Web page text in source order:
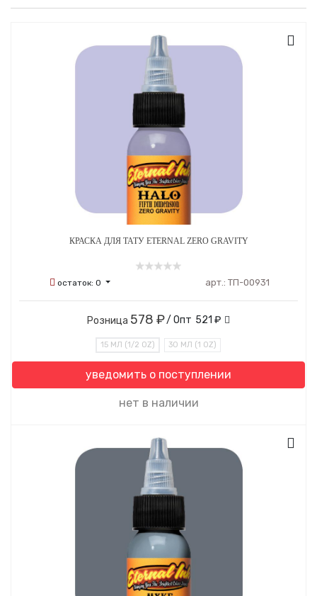
КРАСКА ДЛЯ ТАТУ ETERNAL ZERO GRAVITY
остаток: 0 арт.: ТП-00931
Розница 578 ₽/ Опт 521 ₽
15 МЛ (1/2 OZ) 30 МЛ (1 OZ)
уведомить о поступлении
нет в наличии